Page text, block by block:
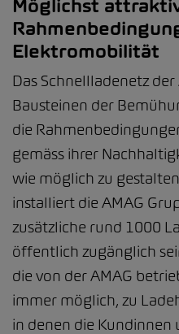
Möglichst
Elektromobilität
Das Schnellladenetz
Bausteinen der
die
gemäss ihrer
wie möglich zu
installiert die AMAG
zusätzliche rund 1000
öffentlich zugänglich
die von der AMAG
immer möglich, zu
in denen die Kundinnen